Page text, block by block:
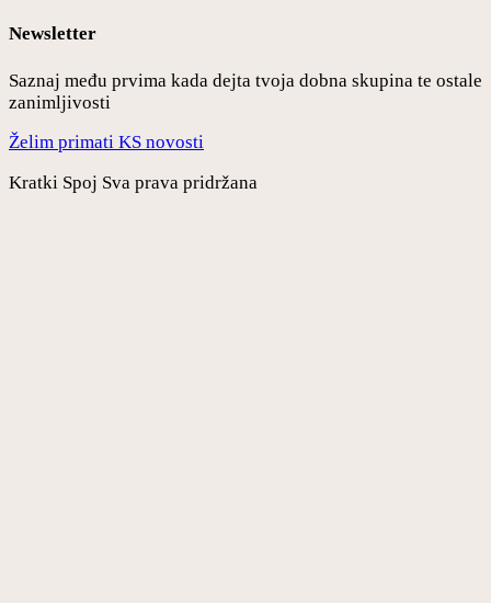
Newsletter
Saznaj među prvima kada dejta tvoja dobna skupina te ostale
zanimljivosti
Želim primati KS novosti
Kratki Spoj Sva prava pridržana